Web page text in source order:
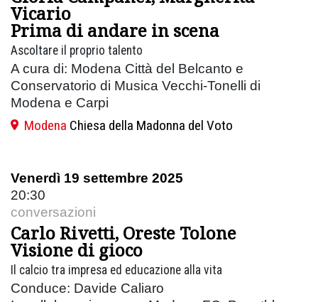
Vicario
Prima di andare in scena
Ascoltare il proprio talento
A cura di: Modena Città del Belcanto e
Conservatorio di Musica Vecchi-Tonelli di
Modena e Carpi
Modena Chiesa della Madonna del Voto
Venerdì 19 settembre 2025
20:30
conversazioni
Carlo Rivetti, Oreste Tolone
Visione di gioco
Il calcio tra impresa ed educazione alla vita
Conduce: Davide Caliaro